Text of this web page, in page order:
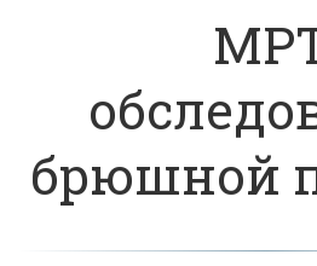
брюшной